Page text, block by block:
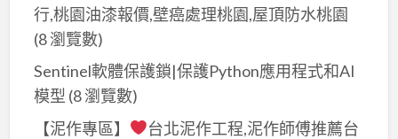
行,桃園油漆報價,壁癌處理桃園,屋頂防水桃園
(8 瀏覽數)
Sentinel軟體保護鎖|保護Python應用程式和AI
模型 (8 瀏覽數)
【泥作專區】
台北泥作工程,泥作師傅推薦台